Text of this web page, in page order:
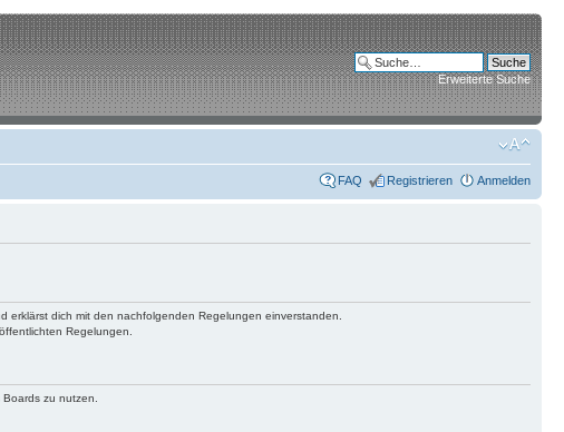
Erweiterte Suche
FAQ Registrieren Anmelden
erklärst dich mit den nachfolgenden Regelungen einverstanden.
Regelungen.
zu nutzen.